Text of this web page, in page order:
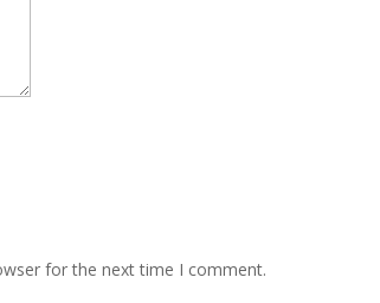
for the next time I comment.